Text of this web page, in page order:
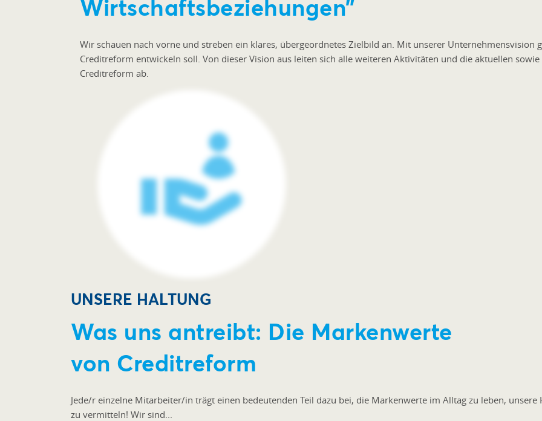
Wirtschaftsbeziehungen”
Wir schauen nach vorne und streben ein klares, übergeordnetes Zielbild an. Mit unserer Unternehmensvision
Creditreform entwickeln soll. Von dieser Vision aus leiten sich alle weiteren Aktivitäten und die aktuellen
Creditreform ab.
UNSERE HALTUNG
Was uns antreibt: Die Markenwerte
von Creditreform
Jede/r einzelne Mitarbeiter/in trägt einen bedeutenden Teil dazu bei, die Markenwerte im Alltag zu leben,
zu vermitteln! Wir sind...